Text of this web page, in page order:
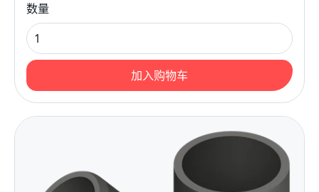
数量
加入购物车